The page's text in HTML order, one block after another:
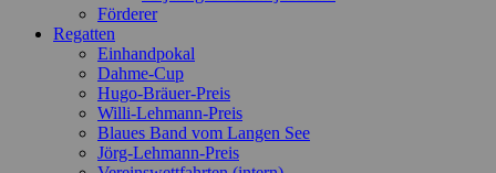
Förderer
Regatten
Einhandpokal
Dahme-Cup
Hugo-Bräuer-Preis
Willi-Lehmann-Preis
Blaues Band vom Langen See
Jörg-Lehmann-Preis